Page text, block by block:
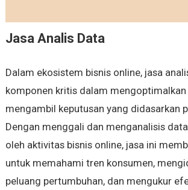
Jasa Analis Data
Dalam ekosistem bisnis online, jasa
komponen kritis dalam mengoptimalkan
mengambil keputusan yang didasarkan
Dengan menggali dan menganalisis
oleh aktivitas bisnis online, jasa ini
untuk memahami tren konsumen,
peluang pertumbuhan, dan mengukur